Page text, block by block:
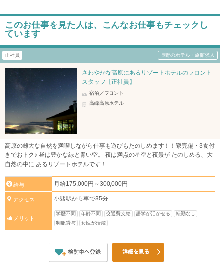
このお仕事を見た人は、こんなお仕事もチェックし
ています
正社員 長野のホテル・旅館求人
さわやかな高原にあるリゾートホテルのフロント
スタッフ【正社員】
宿泊／フロント
高峰高原ホテル
高原の雄大な自然を満喫しながら仕事も遊びもたのしめます！！寮完備・3食付
きでおトク♪ 昼は豊かな緑と青い空。 夜は満点の星空と夜景が たのしめる、大
自然の中に あるリゾートホテルです！
給与 月給175,000円～300,000円
アクセス 小諸駅から車で35分
メリット
学歴不問 年齢不問 交通費支給 語学が活かせる
転勤なし
制服貸与
女性が活躍